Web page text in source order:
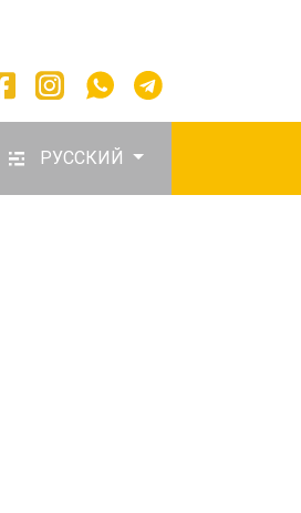
РУССКИЙ